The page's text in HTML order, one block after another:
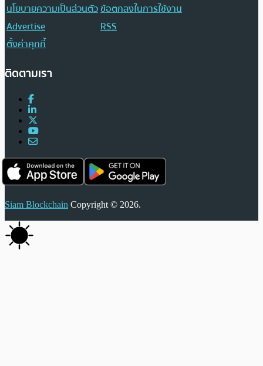
นโยบายความเป็นส่วนตัวข้อตกลงในการใช้งาน
Advertise
RSS
ตั้งค่าคุกกี้
ติดตามเรา
Siam Blockchain Copyright © 2026.